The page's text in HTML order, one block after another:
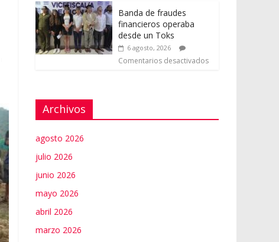
Banda de fraudes
financieros operaba
desde un Toks
6 agosto, 2026
Comentarios desactivados
Archivos
agosto 2026
julio 2026
junio 2026
mayo 2026
abril 2026
marzo 2026